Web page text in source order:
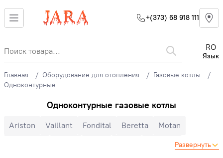
+(373) 68 918 111
RO
Язык
Главная Оборудование для отопления
Газовые котлы
Одноконтурные
Одноконтурные газовые котлы
Ariston Vaillant Fondital Beretta
Motan
BuderusРазвернуть